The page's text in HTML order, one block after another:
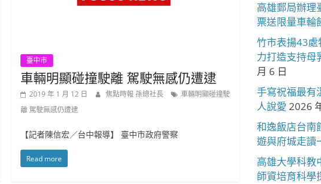
臺中市
車輛明顯碰撞駛離 駕駛無感仍遭逮
2019 年 1 月 12 日 焦點時報 孫總社長
車輛明顯碰撞駛
離 駕駛無感仍遭逮
【記者陳信宏／台中報導】 臺中市政府警察
Read more
高雄郵局辦理
票送限量車輪
竹市表揚43
力打造支持母
月 6 日
手寫祝福最
人說愛 2026
和逸飯店台
遊與府城走讀
高雄大學科教
師資培育科學